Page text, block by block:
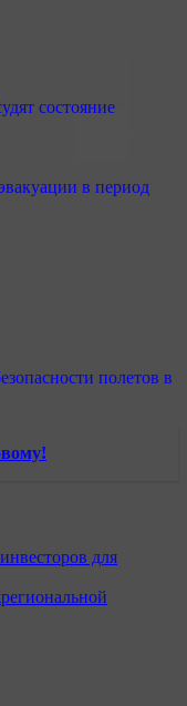
состояние
в период
полетов в
для